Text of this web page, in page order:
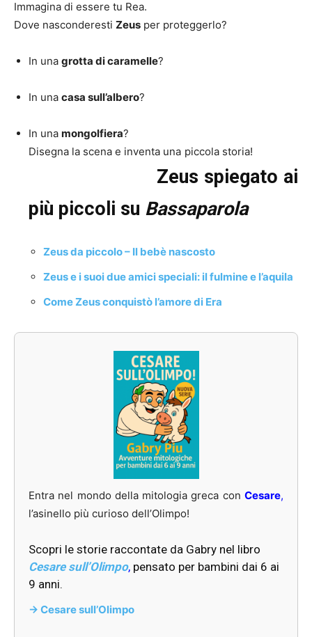
Immagina di essere tu Rea.
Dove nasconderesti Zeus per proteggerlo?
In una grotta di caramelle?
In una casa sull’albero?
In una mongolfiera?
Disegna la scena e inventa una piccola storia!
Zeus spiegato ai
più piccoli su Bassaparola
Zeus da piccolo – Il bebè nascosto
Zeus e i suoi due amici speciali: il fulmine e l’aquila
Come Zeus conquistò l’amore di Era
Entra nel mondo della mitologia greca con Cesare,
l’asinello più curioso dell’Olimpo!
Scopri le storie raccontate da Gabry nel libro
Cesare sull’Olimpo, pensato per bambini dai 6 ai
9 anni.
-> Cesare sull’Olimpo